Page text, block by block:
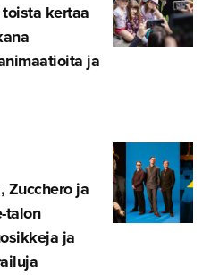
kertaa
ja
Zucchero ja
talon
ja